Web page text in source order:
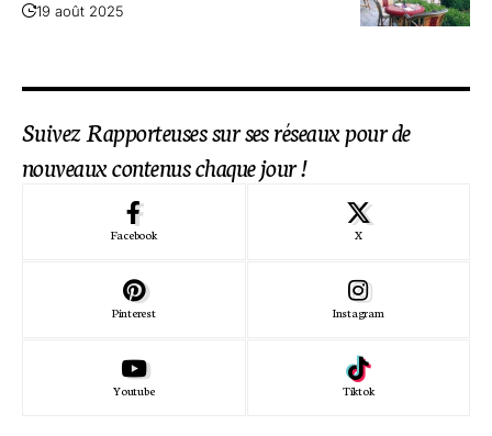
19 août 2025
Suivez Rapporteuses sur ses réseaux pour de
nouveaux contenus chaque jour !
Facebook X
Pinterest Instagram
Youtube Tiktok